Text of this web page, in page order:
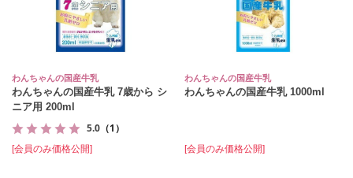
わんちゃんの国産牛乳
わんちゃんの国産牛乳 7歳から シ
ニア用 200ml
5.0 （1）
[会員のみ価格公開]
わんちゃんの国産牛乳
わんちゃんの国産牛乳 1000ml
[会員のみ価格公開]